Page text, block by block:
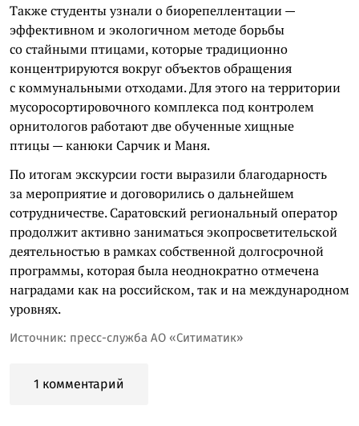
Также студенты узнали о биорепеллентации —
эффективном и экологичном методе борьбы
со стайными птицами, которые традиционно
концентрируются вокруг объектов обращения
с коммунальными отходами. Для этого на территории
мусоросортировочного комплекса под контролем
орнитологов работают две обученные хищные
птицы — канюки Сарчик и Маня.
По итогам экскурсии гости выразили благодарность
за мероприятие и договорились о дальнейшем
сотрудничестве. Саратовский региональный оператор
продолжит активно заниматься экопросветительской
деятельностью в рамках собственной долгосрочной
программы, которая была неоднократно отмечена
наградами как на российском, так и на международном
уровнях.
Источник: пресс-служба АО «Ситиматик»
1 комментарий